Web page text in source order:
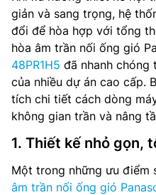
giản và sang trọng, hệ
đổi để hòa hợp với tổng
hòa âm trần nối ống gió
48PR1H5 đã nhanh chóng
của nhiều dự án cao cấp.
tích chi tiết cách dòng
không gian trần và nâng
1. Thiết kế nhỏ gọn,
Một trong những ưu điểm
âm trần nối ống gió